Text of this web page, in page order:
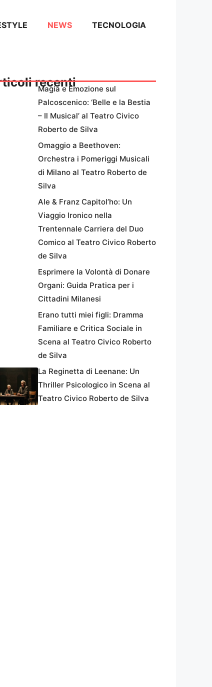
NEWS TECNOLOGIA
recenti
Magia e Emozione sul
Palcoscenico: ‘Belle e la Bestia
– Il Musical’ al Teatro Civico
Roberto de Silva
Omaggio a Beethoven:
Orchestra i Pomeriggi Musicali
di Milano al Teatro Roberto de
Silva
Ale & Franz Capitol’ho: Un
Viaggio Ironico nella
Trentennale Carriera del Duo
Comico al Teatro Civico Roberto
de Silva
Esprimere la Volontà di Donare
Organi: Guida Pratica per i
Cittadini Milanesi
Erano tutti miei figli: Dramma
Familiare e Critica Sociale in
Scena al Teatro Civico Roberto
de Silva
La Reginetta di Leenane: Un
Thriller Psicologico in Scena al
Teatro Civico Roberto de Silva